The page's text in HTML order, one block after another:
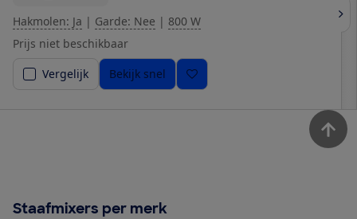
Hakmolen: Ja | Garde: Nee | 800 W
Prijs niet beschikbaar
Vergelijk
Bekijk snel
Staafmixers per merk